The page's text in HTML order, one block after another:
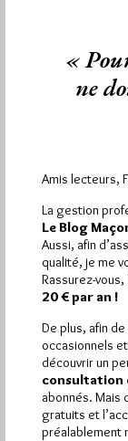
février elle se
Divers
visiteset 2
Pirsch.io)
«
ne
Amis lecteurs,
La gestion
Le Blog
Aussi, afin
qualité, je me
Rassurez-vous,
20 € par an !
De plus, afin
occasionnels
découvrir un
consultation
abonnés. Mais
gratuits et
préalablement